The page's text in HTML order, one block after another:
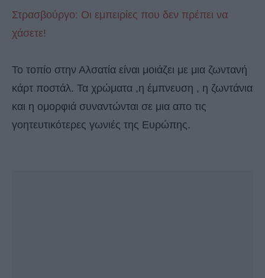
Στρασβούργο: Oι εμπειρίες που δεν πρέπει να
χάσετε!
Το τοπίο στην Αλσατία είναι μοιάζει με μια ζωντανή
κάρτ ποστάλ. Τα χρώματα ,η έμπνευση , η ζωντάνια
και η ομορφιά συναντώνται σε μια απο τις
γοητευτικότερες γωνιές της Ευρώπης.